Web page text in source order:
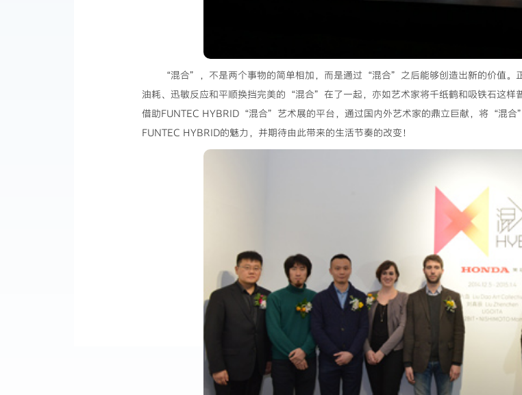
“混合”，不是两个事物的简单相加，而是通过“混合”之后能够创造出新的价值。
油耗、迅敏反应和平顺换挡完美的“混合”在了一起，亦如艺术家将千纸鹤和吸铁石这
借助FUNTEC HYBRID“混合”艺术展的平台，通过国内外艺术家的鼎立巨献，将“混合
FUNTEC HYBRID的魅力，并期待由此带来的生活节奏的改变！